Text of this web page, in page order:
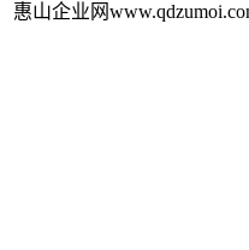
惠山企业网